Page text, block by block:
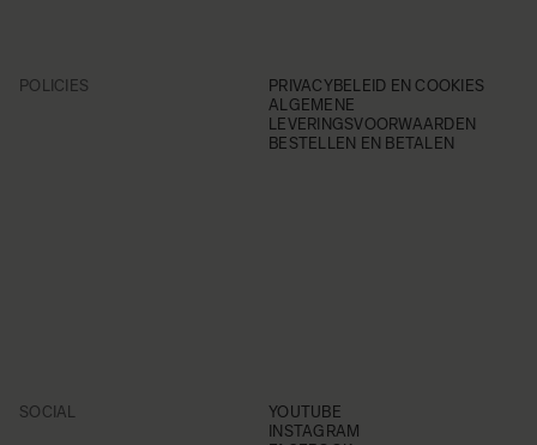
POLICIES
PRIVACYBELEID EN COOKIES
ALGEMENE
LEVERINGSVOORWAARDEN
BESTELLEN EN BETALEN
SOCIAL
YOUTUBE
INSTAGRAM